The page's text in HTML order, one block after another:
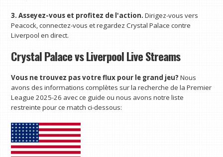
3. Asseyez-vous et profitez de l'action.Dirigez-vous vers
Peacock, connectez-vous et regardez Crystal Palace contre
Liverpool en direct.
Crystal Palace vs Liverpool Live Streams
Vous ne trouvez pas votre flux pour le grand jeu? Nous
avons des informations complètes sur la recherche de la Premier
League 2025-26 avec ce guide ou nous avons notre liste
restreinte pour ce match ci-dessous: